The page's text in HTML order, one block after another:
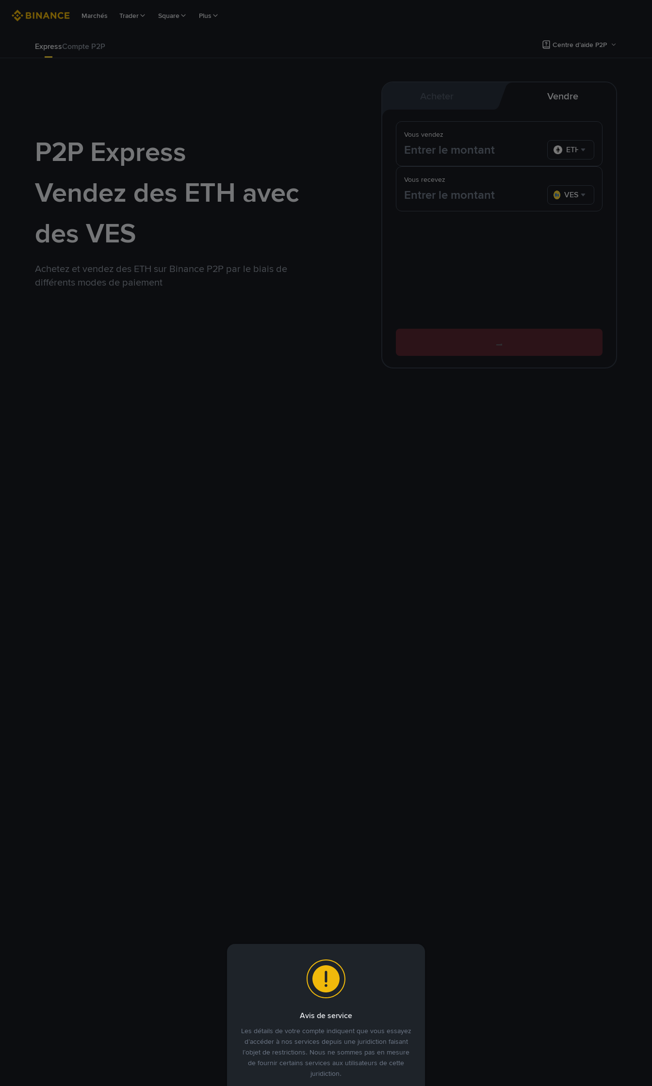
Marchés Trader Square Plus
ExpressCompte P2P Centre d’aide P2P
P2P Express
Vendez des ETH avec
des VES
Achetez et vendez des ETH sur Binance P2P par le biais de
différents modes de paiement
Vendre
Vous recevez
VES
Vous vendez
ETH
Avis de service
Les détails de votre compte indiquent que vous essayez
d’accéder à nos services depuis une juridiction faisant
l’objet de restrictions. Nous ne sommes pas en mesure
de fournir certains services aux utilisateurs de cette
juridiction.